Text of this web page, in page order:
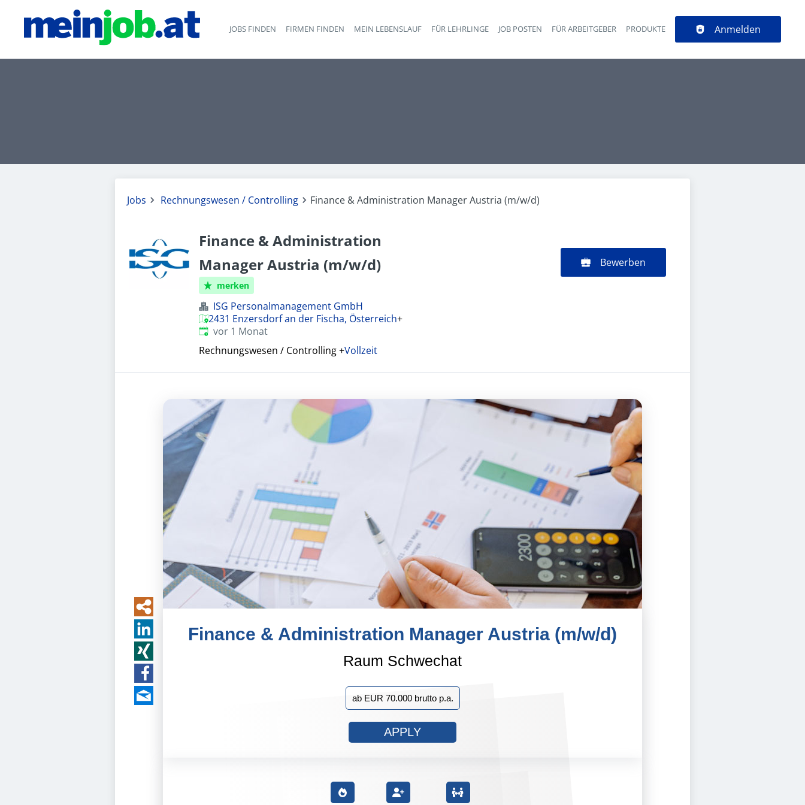
Haupt-Navigation
JOBS FINDEN FIRMEN FINDEN MEIN LEBENSLAUF FÜR LEHRLINGE JOB POSTEN FÜR ARBEITGEBER PRODUKTE Anmelden
Jobs Rechnungswesen / Controlling Finance & Administration Manager Austria (m/w/d)
Finance & Administration
Manager Austria (m/w/d)
merken
ISG Personalmanagement GmbH
2431 Enzersdorf an der Fischa, Österreich+
Veröffentlicht:
vor 1 Monat
Rechnungswesen / Controlling+Vollzeit
Bewerben